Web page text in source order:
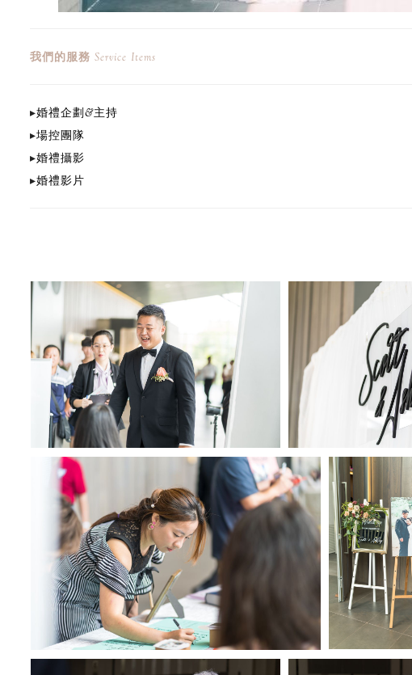
我們的服務 Service Items
▸婚禮企劃&主持
▸場控團隊
▸婚禮攝影
▸婚禮影片